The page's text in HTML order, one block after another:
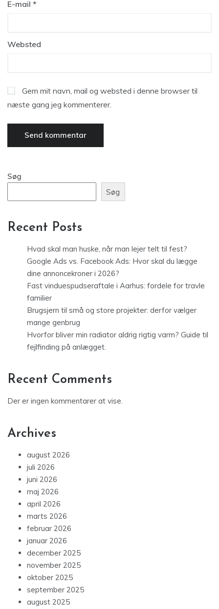
E-mail *
Websted
Gem mit navn, mail og websted i denne browser til
næste gang jeg kommenterer.
Søg
Søg
Recent Posts
Hvad skal man huske, når man lejer telt til fest?
Google Ads vs. Facebook Ads: Hvor skal du lægge
dine annoncekroner i 2026?
Fast vinduespudseraftale i Aarhus: fordele for travle
familier
Brugsjern til små og store projekter: derfor vælger
mange genbrug
Hvorfor bliver min radiator aldrig rigtig varm? Guide til
fejlfinding på anlægget.
Recent Comments
Der er ingen kommentarer at vise.
Archives
august 2026
juli 2026
juni 2026
maj 2026
april 2026
marts 2026
februar 2026
januar 2026
december 2025
november 2025
oktober 2025
september 2025
august 2025